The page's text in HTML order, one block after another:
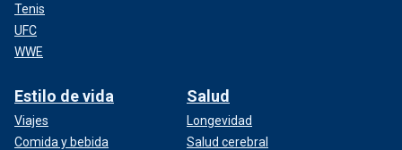
Tenis
UFC
WWE
Estilo de vida
Viajes
Comida y bebida
Salud
Longevidad
Salud cerebral